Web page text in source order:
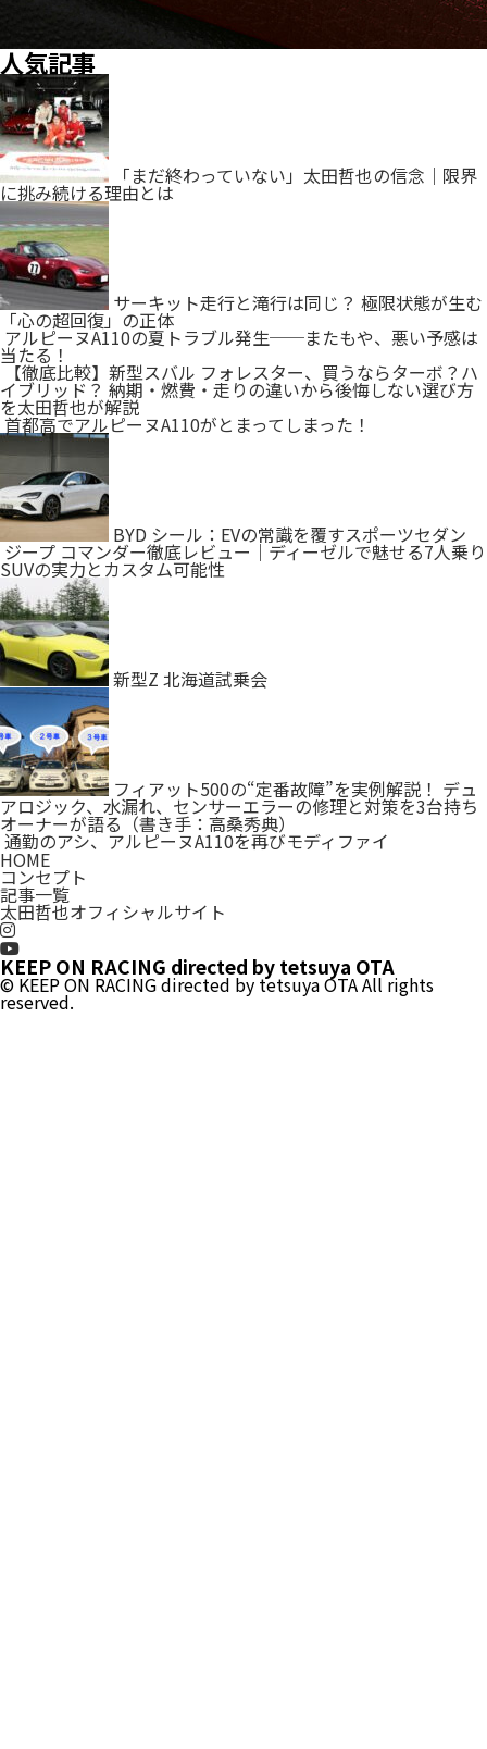
人気記事
「まだ終わっていない」太田哲也の信念｜限界
に挑み続ける理由とは
サーキット走行と滝行は同じ？ 極限状態が生む
「心の超回復」の正体
アルピーヌA110の夏トラブル発生──またもや、悪い予感は
当たる！
【徹底比較】新型スバル フォレスター、買うならターボ？ハ
イブリッド？ 納期・燃費・走りの違いから後悔しない選び方
を太田哲也が解説
首都高でアルピーヌA110がとまってしまった！
BYD シール：EVの常識を覆すスポーツセダン
ジープ コマンダー徹底レビュー｜ディーゼルで魅せる7人乗り
SUVの実力とカスタム可能性
新型Z 北海道試乗会
フィアット500の“定番故障”を実例解説！ デュ
アロジック、水漏れ、センサーエラーの修理と対策を3台持ち
オーナーが語る（書き手：高桑秀典）
通勤のアシ、アルピーヌA110を再びモディファイ
HOME
コンセプト
記事一覧
太田哲也オフィシャルサイト
KEEP ON RACING directed by tetsuya OTA
© KEEP ON RACING directed by tetsuya OTA All rights
reserved.